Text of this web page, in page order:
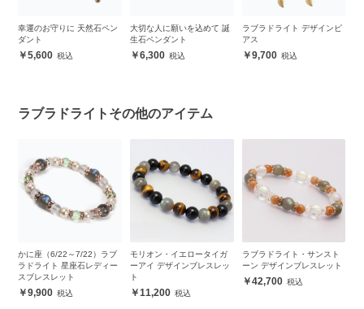
幸運のお守りに 天然石ペン
ダント
5,600
大切な人に願いを込めて 誕
生石ペンダント
6,300
ラブラドライト デザインピ
アス
9,700
ラブラドライトその他のアイテム
かに座（6/22～7/22）ラブ
ラドライト 星座石レディー
スブレスレット
9,900
モリオン・イエロータイガ
ーアイ デザインブレスレッ
ト
11,200
ラブラドライト・サンスト
ーン デザインブレスレット
42,700